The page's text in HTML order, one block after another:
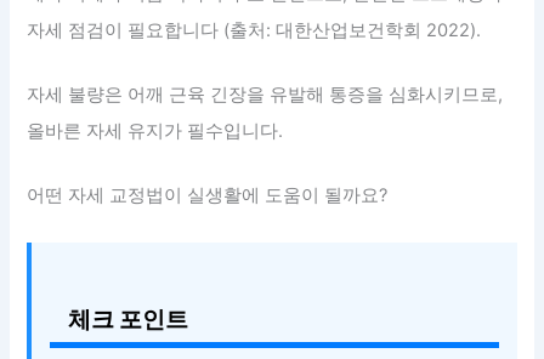
자세 점검이 필요합니다 (출처: 대한산업보건학회 2022).
자세 불량은 어깨 근육 긴장을 유발해 통증을 심화시키므로,
올바른 자세 유지가 필수입니다.
어떤 자세 교정법이 실생활에 도움이 될까요?
체크 포인트